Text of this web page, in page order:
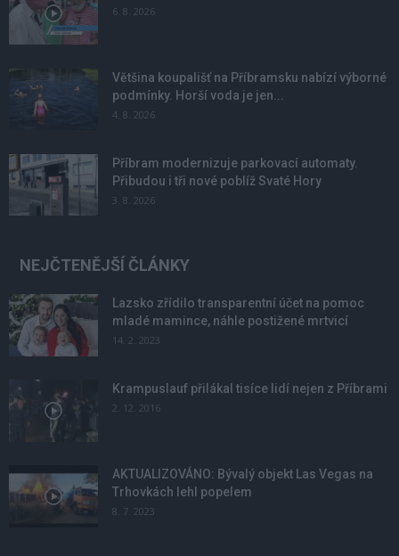
6. 8. 2026
Většina koupališť na Příbramsku nabízí výborné
podmínky. Horší voda je jen...
4. 8. 2026
Příbram modernizuje parkovací automaty.
Přibudou i tři nové poblíž Svaté Hory
3. 8. 2026
NEJČTENĚJŠÍ ČLÁNKY
Lazsko zřídilo transparentní účet na pomoc
mladé mamince, náhle postižené mrtvicí
14. 2. 2023
Krampuslauf přilákal tisíce lidí nejen z Příbrami
2. 12. 2016
AKTUALIZOVÁNO: Bývalý objekt Las Vegas na
Trhovkách lehl popelem
8. 7. 2023